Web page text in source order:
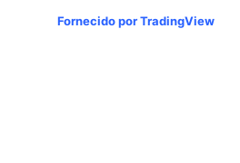
Fornecido por TradingView